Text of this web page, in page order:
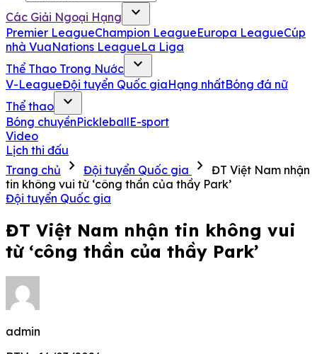
Các Giải Ngoại Hạng expand_more
Premier LeagueChampion LeagueEuropa LeagueCúp
nhà VuaNations LeagueLa Liga
Thể Thao Trong Nước
expand_more
V-LeagueĐội tuyển Quốc giaHạng nhấtBóng đá nữ
Thể thao
expand_more
Bóng chuyềnPickleballE-sport
Video
Lịch thi đấu
Trang chủ
chevron_right Đội tuyển Quốc gia chevron_right ĐT Việt Nam nhận
tin không vui từ ‘công thần của thầy Park’
Đội tuyển Quốc gia
ĐT Việt Nam nhận tin không vui
từ ‘công thần của thầy Park’
admin